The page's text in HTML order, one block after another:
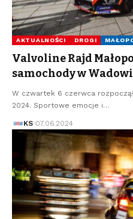
AKTUALNOŚCI DROGI
Valvoline Rajd
samochody w
W czwartek 6 czerwca
2024. Sportowe emocje i…
KS 07.06.2024